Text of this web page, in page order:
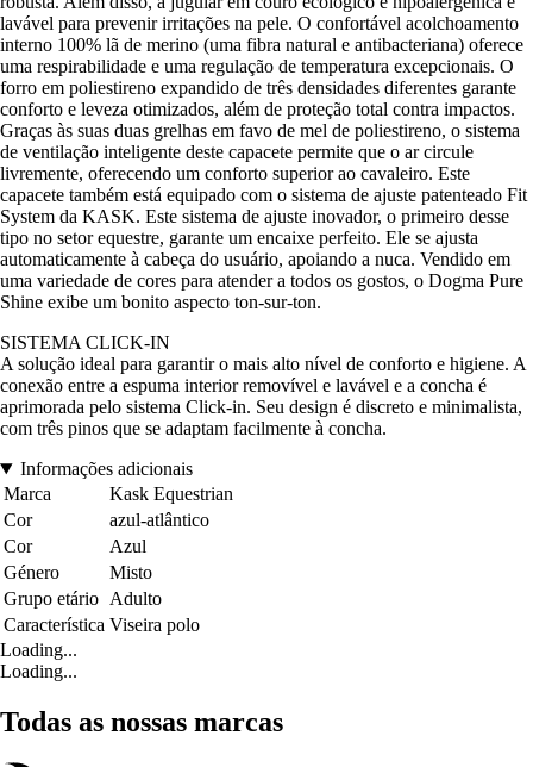
lavável para prevenir irritações na pele. O confortável acolchoamento
interno 100% lã de merino (uma fibra natural e antibacteriana) oferece
uma respirabilidade e uma regulação de temperatura excepcionais. O
forro em poliestireno expandido de três densidades diferentes garante
conforto e leveza otimizados, além de proteção total contra impactos.
Graças às suas duas grelhas em favo de mel de poliestireno, o sistema
de ventilação inteligente deste capacete permite que o ar circule
livremente, oferecendo um conforto superior ao cavaleiro. Este
capacete também está equipado com o sistema de ajuste patenteado Fit
System da KASK. Este sistema de ajuste inovador, o primeiro desse
tipo no setor equestre, garante um encaixe perfeito. Ele se ajusta
automaticamente à cabeça do usuário, apoiando a nuca. Vendido em
uma variedade de cores para atender a todos os gostos, o Dogma Pure
Shine exibe um bonito aspecto ton-sur-ton.
SISTEMA CLICK-IN
A solução ideal para garantir o mais alto nível de conforto e higiene. A
conexão entre a espuma interior removível e lavável e a concha é
aprimorada pelo sistema Click-in. Seu design é discreto e minimalista,
com três pinos que se adaptam facilmente à concha.
Informações adicionais
Marca
Kask Equestrian
Cor
azul-atlântico
Cor
Azul
Género
Misto
Grupo etário Adulto
Característica Viseira polo
Loading...
Loading...
Todas as nossas marcas